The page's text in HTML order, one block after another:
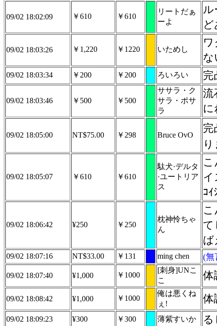
09/02 18:02:09 ￥610 ￥610
リートだぁ
ーよ
ル
09/02 18:03:26 ￥1,220 ￥1220 いためし
な
09/02 18:03:34 ￥200 ￥200 ろいろい 完
09/02 18:03:46 ￥500 ￥500
ササラ・ク
サラ・ポサ
ラ
流
に
09/02 18:05:00 NT$75.00 ￥298 Bruce OvO
09/02 18:05:07 ￥610 ￥610
駄犬·デルタ
·ユートリア
ス
ｺ
09/02 18:06:42 ¥250 ￥250
枕神怜ちゃ
ん
て
ば
09/02 18:07:16 NT$33.00 ￥131 ming chen (無
09/02 18:07:40 ¥1,000 ￥1000
[刺身]UNこ
こ
体
09/02 18:08:42 ¥1,000 ￥1000
俺は悪くね
ぇ!
体
09/02 18:09:23 ¥300 ￥300 薄紫すいか